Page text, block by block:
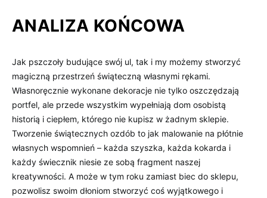
ANALIZA KOŃCOWA
Jak pszczoły budujące swój ​ul, tak i ‌my ​możemy⁣ stworzyć
magiczną przestrzeń⁤ świąteczną ⁣własnymi rękami.
Własnoręcznie wykonane dekoracje nie tylko ⁢oszczędzają
portfel, ale ⁣przede wszystkim⁣ wypełniają dom osobistą
⁣historią i ciepłem, którego nie kupisz w żadnym⁢ sklepie.
Tworzenie świątecznych ozdób to jak ⁢malowanie⁣ na ​płótnie
własnych wspomnień – ​każda szyszka, ‌każda kokarda ⁤i
każdy świecznik niesie​ ze sobą fragment naszej
kreatywności. A może w tym roku zamiast‍ biec do sklepu,
pozwolisz‍ swoim dłoniom stworzyć coś wyjątkowego i⁤